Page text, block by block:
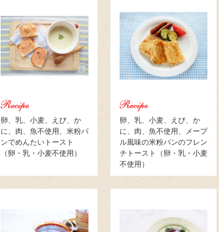
卵、乳、小麦、えび、か
に、肉、魚不使用、米粉パ
ンでめんたいトースト
（卵・乳・小麦不使用）
卵、乳、小麦、えび、か
に、肉、魚不使用、メープ
ル風味の米粉パンのフレン
チトースト（卵・乳・小麦
不使用）